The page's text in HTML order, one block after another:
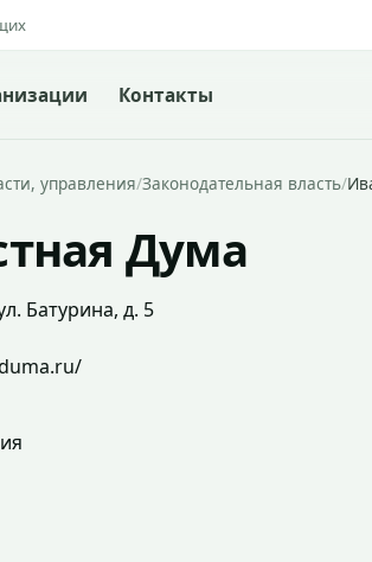
Контакты
управления/Законодательная власть/
Дума
Батурина, д. 5